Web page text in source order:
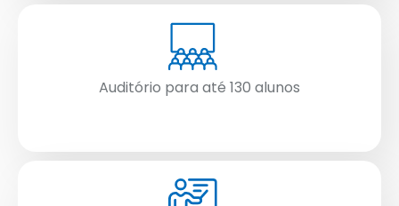
Auditório para até 130 alunos